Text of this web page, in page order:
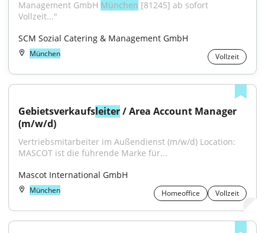
Management GmbH München [81245] ab sofort
Vollzeit..."
SCM Sozial Catering & Management GmbH
München Vollzeit
Gebietsverkaufsleiter / Area Account Manager
(m/w/d)
Vertriebsmitarbeiter im Außendienst (m/w/d) Location:
MASCOT ist die führende Marke für...
Mascot International GmbH
München Homeoffice Vollzeit